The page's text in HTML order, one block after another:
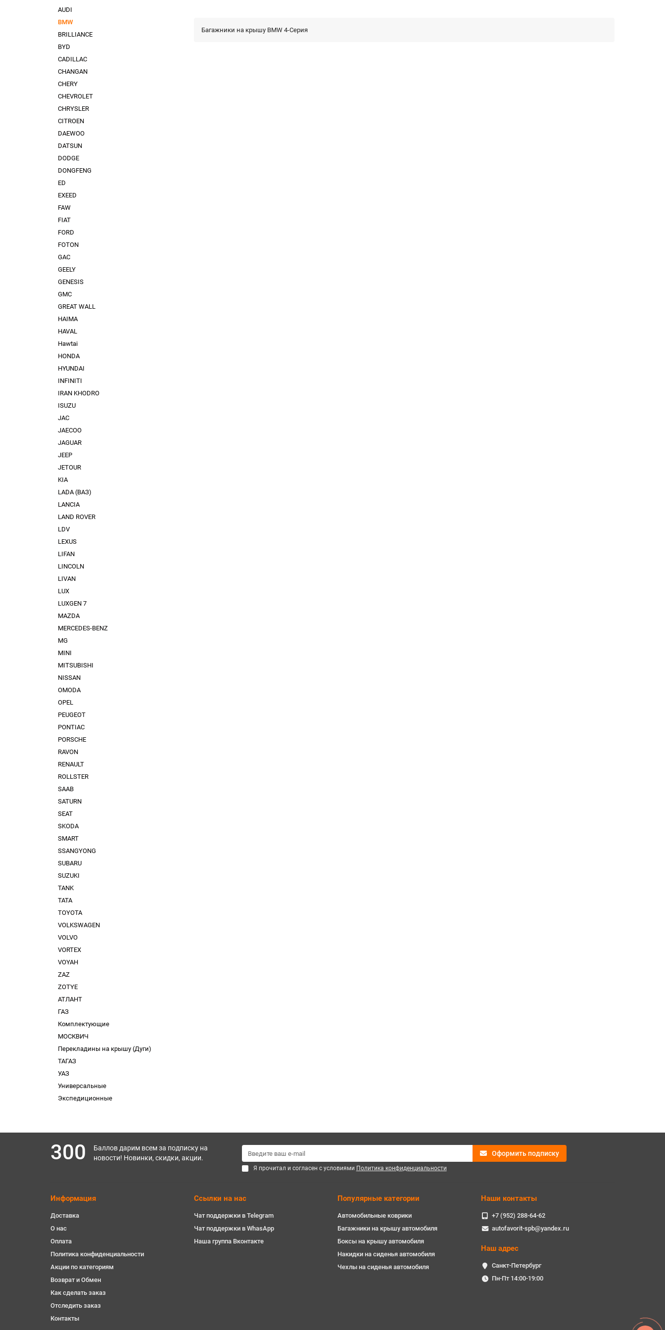
AUDI
BMW
BRILLIANCE
BYD
CADILLAC
CHANGAN
CHERY
CHEVROLET
CHRYSLER
CITROEN
DAEWOO
DATSUN
DODGE
DONGFENG
ED
EXEED
FAW
FIAT
FORD
FOTON
GAC
GEELY
GENESIS
GMC
GREAT WALL
HAIMA
HAVAL
Hawtai
HONDA
HYUNDAI
INFINITI
IRAN KHODRO
ISUZU
JAC
JAECOO
JAGUAR
JEEP
JETOUR
KIA
LADA (ВАЗ)
LANCIA
LAND ROVER
LDV
LEXUS
LIFAN
LINCOLN
LIVAN
LUX
LUXGEN 7
MAZDA
MERCEDES-BENZ
MG
MINI
MITSUBISHI
NISSAN
OMODA
OPEL
PEUGEOT
PONTIAC
PORSCHE
RAVON
RENAULT
ROLLSTER
SAAB
SATURN
SEAT
SKODA
SMART
SSANGYONG
SUBARU
SUZUKI
TANK
TATA
TOYOTA
VOLKSWAGEN
VOLVO
VORTEX
VOYAH
ZAZ
ZOTYE
АТЛАНТ
ГАЗ
Комплектующие
МОСКВИЧ
Перекладины на крышу (Дуги)
ТАГАЗ
УАЗ
Универсальные
Экспедиционные
Багажники на крышу BMW 4-Серия
300
Баллов дарим всем за подписку на
новости! Новинки, скидки, акции.
Оформить подписку
Я прочитал и согласен с условиями Политика конфиденциальности
Информация
Доставка
О нас
Оплата
Политика конфиденциальности
Акции по категориям
Возврат и Обмен
Как сделать заказ
Отследить заказ
Контакты
Ссылки на нас
Чат поддержки в Telegram
Чат поддержки в WhasApp
Наша группа Вконтакте
Популярные категории
Автомобильные коврики
Багажники на крышу автомобиля
Боксы на крышу автомобиля
Накидки на сиденья автомобиля
Чехлы на сиденья автомобиля
Наши контакты
+7 (952) 288-64-62
autofavorit-spb@yandex.ru
Наш адрес
Санкт-Петербург
Пн-Пт 14:00-19:00